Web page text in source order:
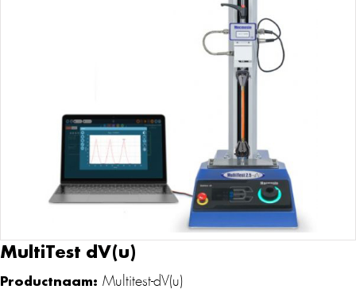
MultiTest dV(u)
Productnaam: Multitest-dV(u)